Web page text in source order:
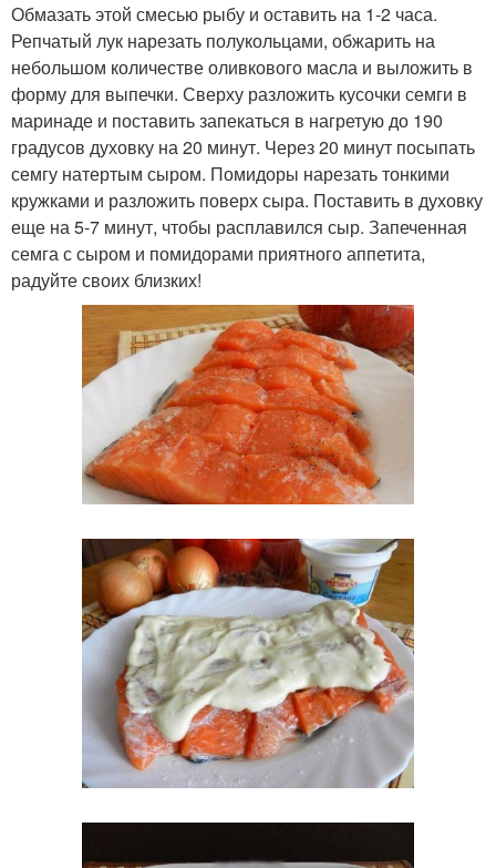
Обмазать этой смесью рыбу и оставить на 1-2 часа.
Репчатый лук нарезать полукольцами, обжарить на
небольшом количестве оливкового масла и выложить в
форму для выпечки. Сверху разложить кусочки семги в
маринаде и поставить запекаться в нагретую до 190
градусов духовку на 20 минут. Через 20 минут посыпать
семгу натертым сыром. Помидоры нарезать тонкими
кружками и разложить поверх сыра. Поставить в духовку
еще на 5-7 минут, чтобы расплавился сыр. Запеченная
семга с сыром и помидорами приятного аппетита,
радуйте своих близких!